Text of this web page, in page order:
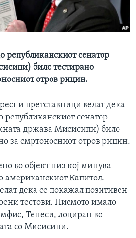
републиканскиот сенатор
било тестирано
отров рицин.
претставници велат дека
републиканскиот сенатор
држава Мисисипи) било
за смртоносниот отров рицин.
во објект низ кој минува
американскиот Капитол.
дека се покажал позитивен
тестови. Писмото имало
Тенеси, лоциран во
со Мисисипи.